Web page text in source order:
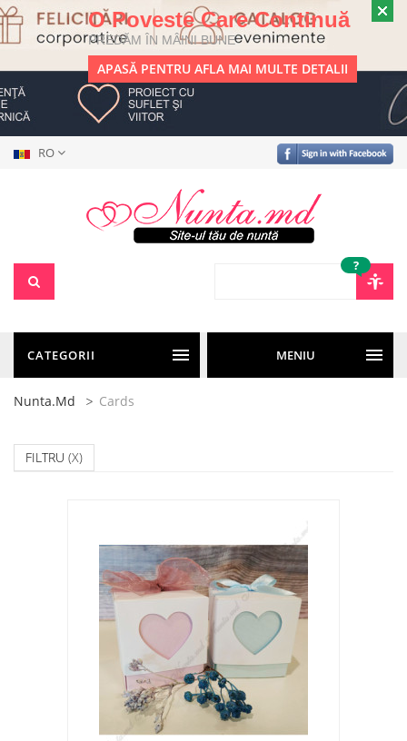
O Poveste Care Continuă
PREDĂM ÎN MÂINI BUNE
APASĂ PENTRU AFLA MAI MULTE DETALII
RO
?
CATEGORII MENIU
Nunta.md Cards
FILTRU (X)